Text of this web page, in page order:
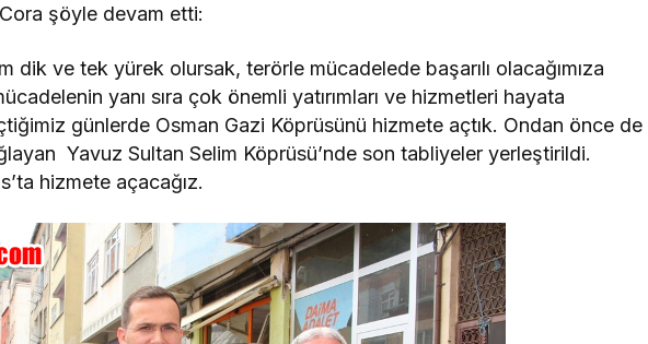
şöyle devam etti:
dik ve tek yürek olursak, terörle mücadelede başarılı olacağımıza
yanı sıra çok önemli yatırımları ve hizmetleri hayata
günlerde Osman Gazi Köprüsünü hizmete açtık. Ondan önce de
Yavuz Sultan Selim Köprüsü’nde son tabliyeler yerleştirildi.
hizmete açacağız.